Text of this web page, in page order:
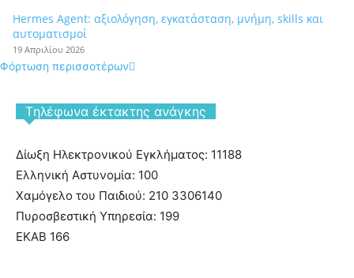
Hermes Agent: αξιολόγηση, εγκατάσταση, μνήμη, skills και
αυτοματισμοί
19 Απριλίου 2026
Φόρτωση περισσοτέρων
Tηλέφωνα έκτακτης ανάγκης
Δίωξη Ηλεκτρονικού Εγκλήματος: 11188
Ελληνική Αστυνομία: 100
Χαμόγελο του Παιδιού: 210 3306140
Πυροσβεστική Υπηρεσία: 199
ΕΚΑΒ 166